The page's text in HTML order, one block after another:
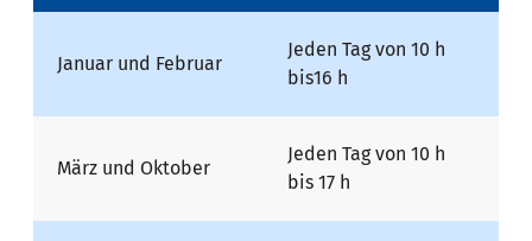
Januar und Februar
Jeden Tag von 10 h
bis16 h
März und Oktober
Jeden Tag von 10 h
bis 17 h